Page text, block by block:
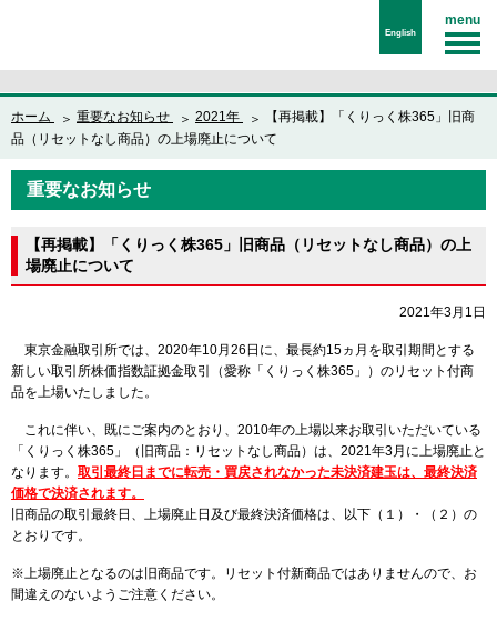
English
ホーム 重要なお知らせ 2021年
【再掲載】「くりっく株365」旧商
品（リセットなし商品）の上場廃止について
重要なお知らせ
【再掲載】「くりっく株365」旧商品（リセットなし商品）の上
場廃止について
2021年3月1日
東京金融取引所では、2020年10月26日に、最長約15ヵ月を取引期間とする
新しい取引所株価指数証拠金取引（愛称「くりっく株365」）のリセット付商
品を上場いたしました。
これに伴い、既にご案内のとおり、2010年の上場以来お取引いただいている
「くりっく株365」（旧商品：リセットなし商品）は、2021年3月に上場廃止と
なります。 取引最終日までに転売・買戻されなかった未決済建玉は、最終決済
価格で決済されます。
旧商品の取引最終日、上場廃止日及び最終決済価格は、以下（１）・（２）の
とおりです。
※上場廃止となるのは旧商品です。リセット付新商品ではありませんので、お
間違えのないようご注意ください。
menu